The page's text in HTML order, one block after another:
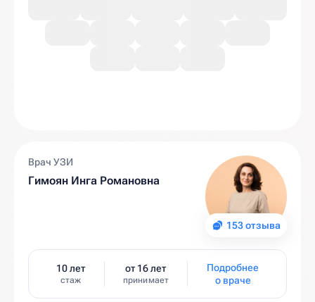
153 отзыва
Врач УЗИ
Гимоян Инга Романовна
10 лет
стаж
от 16 лет
принимает
Подробнее
о враче